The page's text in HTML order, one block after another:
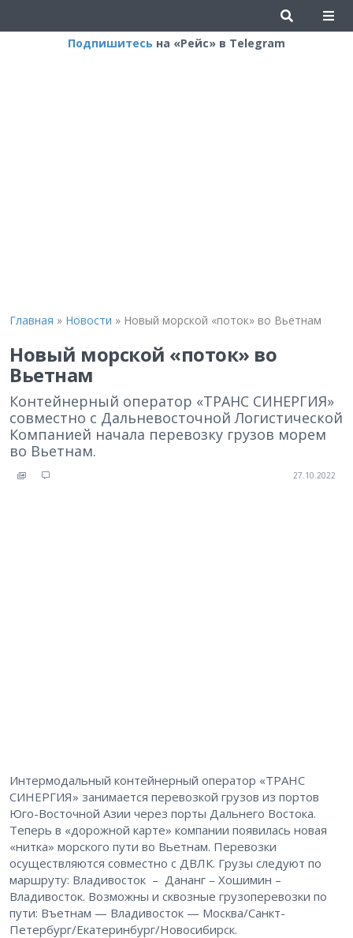
Подпишитесь на «Рейс» в Telegram
Главная » Новости » Новый морской «поток» во Вьетнам
Новый морской «поток» во
Вьетнам
Контейнерный оператор «ТРАНС СИНЕРГИЯ»
совместно с Дальневосточной Логистической
Компанией начала перевозку грузов морем
во Вьетнам.
27.10.2022
Интермодальный контейнерный оператор «ТРАНС
СИНЕРГИЯ» занимается перевозкой грузов из портов
Юго-Восточной Азии через порты Дальнего Востока.
Теперь в «дорожной карте» компании появилась новая
«нитка» морского пути во Вьетнам. Перевозки
осуществляются совместно с ДВЛК. Грузы следуют по
маршруту: Владивосток – Дананг – Хошимин –
Владивосток. Возможны и сквозные грузоперевозки по
пути: Въетнам — Владивосток — Москва/Санкт-
Петербург/Екатеринбург/Новосибирск.